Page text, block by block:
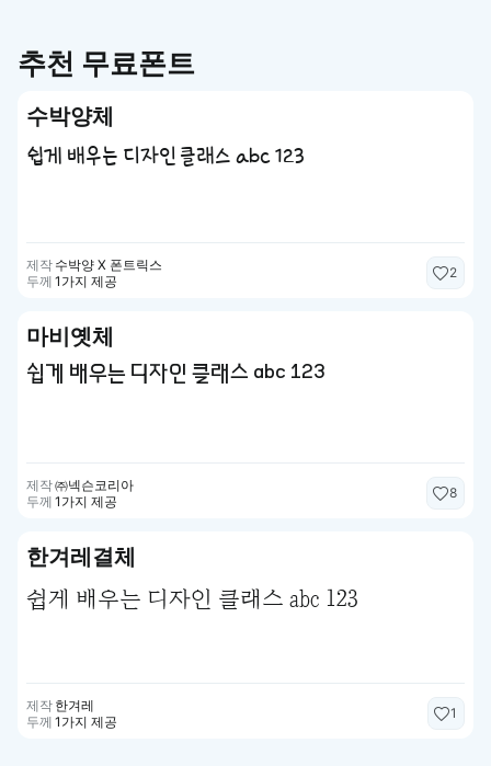
추천 무료폰트
수박양체
쉽게 배우는 디자인 클래스 abc 123
제작 수박양 X 폰트릭스
두께 1가지 제공
2
마비옛체
쉽게 배우는 디자인 클래스 abc 123
제작㈜넥슨코리아
두께 1가지 제공
8
한겨레결체
쉽게 배우는 디자인 클래스 abc 123
제작 한겨레
두께 1가지 제공
1